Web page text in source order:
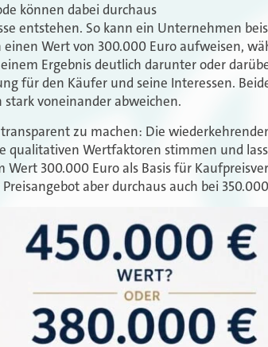
können dabei durchaus
entstehen. So kann ein Unternehmen
Wert von 300.000 Euro aufweisen,
Ergebnis deutlich darunter oder
für den Käufer und seine Interessen.
voneinander abweichen.
zu machen: Die
qualitativen Wertfaktoren stimmen und
Wert 300.000 Euro als Basis für
aber durchaus auch bei